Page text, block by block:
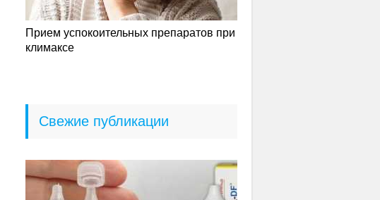
Прием успокоительных препаратов при
климаксе
Свежие публикации